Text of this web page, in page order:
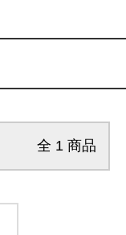
全 1 商品